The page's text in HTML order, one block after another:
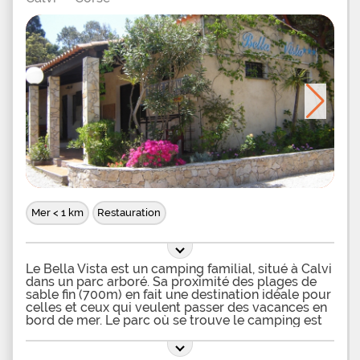
d'activits au camping Les Castors entre nautisme,
plonges en montagne, sorties cheval, vous pourrez
vous adonner au golf quelques kilom. Les enfants
adoreront l'espace de jeux du campingteau
gonflable, balanoires,
Mer < 1 km Restauration
Le Bella Vista est un camping familial, situé à Calvi
dans un parc arboré. Sa proximité des plages de
sable fin (700m) en fait une destination idéale pour
celles et ceux qui veulent passer des vacances en
bord de mer. Le parc où se trouve le camping est
des emplacements ombragés. Le camping est